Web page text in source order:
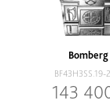
Bomberg
BF43H3SS.19-
143